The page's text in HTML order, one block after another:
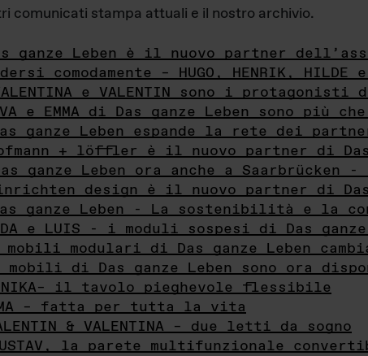
comunicati stampa attuali e il nostro archivio.
ganze Leben è il nuovo partner
comodamente – HUGO, HENRIK, HILDE e
e VALENTIN sono i
e EMMA di Das ganze Leben sono più
ganze Leben espande la rete dei
+ löffler è il nuovo partner di Das
ganze Leben ora anche a Saarbrücken
design è il nuovo partner di Das
ganze Leben - La sostenibilità e la
e LUIS - i moduli sospesi di Das ganze
modulari di Das ganze Leben
mobili di Das ganze Leben sono ora
il tavolo pieghevole flessibile
– fatta per tutta la vita
& VALENTINA – due letti da sogno
la parete multifunzionale